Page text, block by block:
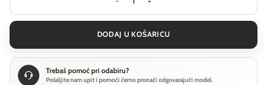
Visilica Maytoni Basic form - Mat
DODAJ U KOŠARICU
Trebaš pomoć pri odabiru?
Pošaljite nam upit i pomoći ćemo pronaći odgovarajući model.